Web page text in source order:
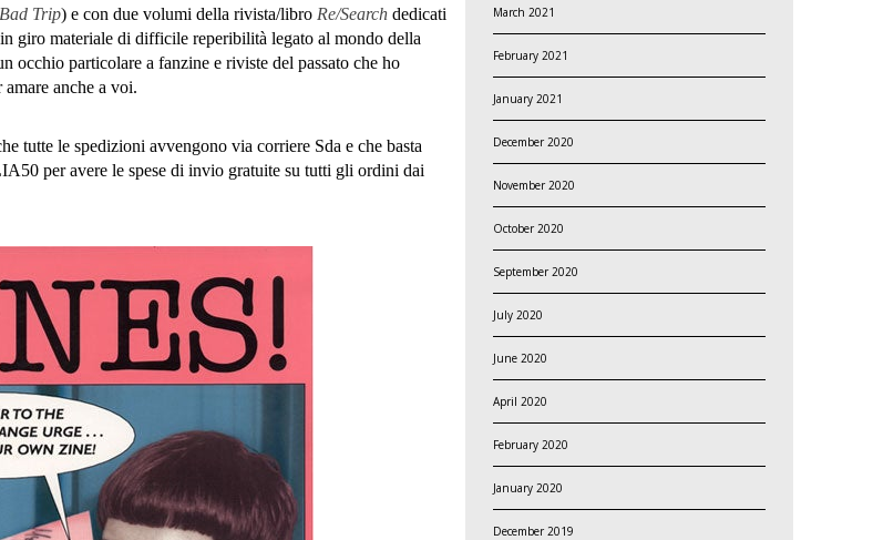
Trip) e con due volumi della rivista/libro Re/Search dedicati
giro materiale di difficile reperibilità legato al mondo della
occhio particolare a fanzine e riviste del passato che ho
anche a voi.
tutte le spedizioni avvengono via corriere Sda e che basta
per avere le spese di invio gratuite su tutti gli ordini dai
March 2021
February 2021
January 2021
December 2020
November 2020
October 2020
September 2020
July 2020
June 2020
April 2020
February 2020
January 2020
December 2019